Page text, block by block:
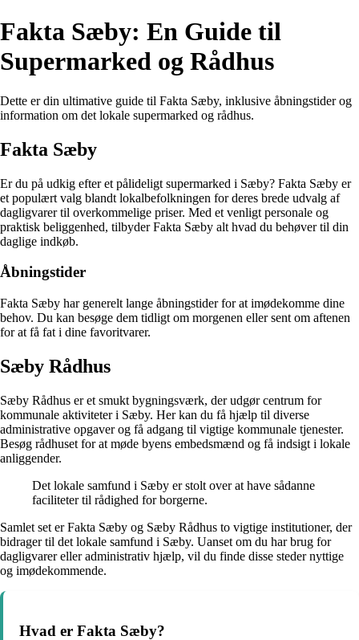
Fakta Sæby: En Guide til
Supermarked og Rådhus
Dette er din ultimative guide til Fakta Sæby, inklusive åbningstider og
information om det lokale supermarked og rådhus.
Fakta Sæby
Er du på udkig efter et pålideligt supermarked i Sæby? Fakta Sæby er
et populært valg blandt lokalbefolkningen for deres brede udvalg af
dagligvarer til overkommelige priser. Med et venligt personale og
praktisk beliggenhed, tilbyder Fakta Sæby alt hvad du behøver til din
daglige indkøb.
Åbningstider
Fakta Sæby har generelt lange åbningstider for at imødekomme dine
behov. Du kan besøge dem tidligt om morgenen eller sent om aftenen
for at få fat i dine favoritvarer.
Sæby Rådhus
Sæby Rådhus er et smukt bygningsværk, der udgør centrum for
kommunale aktiviteter i Sæby. Her kan du få hjælp til diverse
administrative opgaver og få adgang til vigtige kommunale tjenester.
Besøg rådhuset for at møde byens embedsmænd og få indsigt i lokale
anliggender.
Det lokale samfund i Sæby er stolt over at have sådanne
faciliteter til rådighed for borgerne.
Samlet set er Fakta Sæby og Sæby Rådhus to vigtige institutioner, der
bidrager til det lokale samfund i Sæby. Uanset om du har brug for
dagligvarer eller administrativ hjælp, vil du finde disse steder nyttige
og imødekommende.
Hvad er Fakta Sæby?